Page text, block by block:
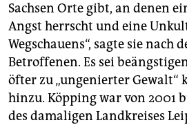
Sachsen Orte gibt, an denen
Angst herrscht und eine
Wegschauens“, sagte sie nach
Betroffenen. Es sei
öfter zu „ungenierter Gewalt“
hinzu. Köpping war von 2001
des damaligen Landkreises